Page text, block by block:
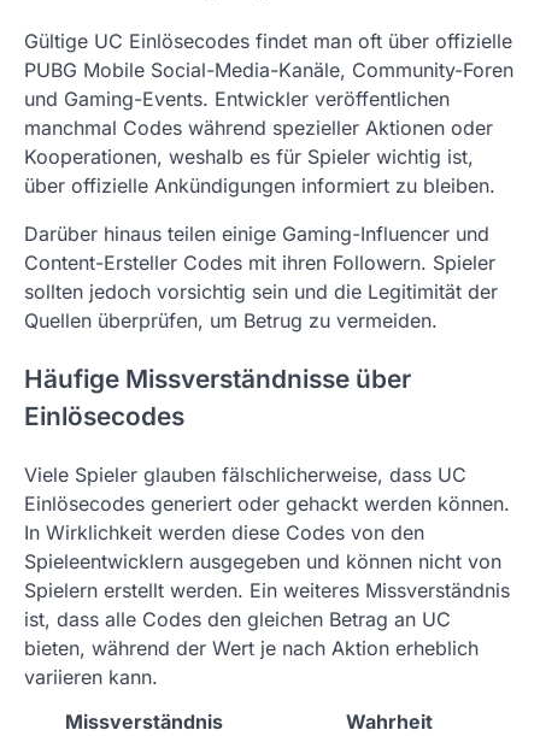
Gültige UC Einlösecodes findet man oft über offizielle
PUBG Mobile Social-Media-Kanäle, Community-Foren
und Gaming-Events. Entwickler veröffentlichen
manchmal Codes während spezieller Aktionen oder
Kooperationen, weshalb es für Spieler wichtig ist,
über offizielle Ankündigungen informiert zu bleiben.
Darüber hinaus teilen einige Gaming-Influencer und
Content-Ersteller Codes mit ihren Followern. Spieler
sollten jedoch vorsichtig sein und die Legitimität der
Quellen überprüfen, um Betrug zu vermeiden.
Häufige Missverständnisse über
Einlösecodes
Viele Spieler glauben fälschlicherweise, dass UC
Einlösecodes generiert oder gehackt werden können.
In Wirklichkeit werden diese Codes von den
Spieleentwicklern ausgegeben und können nicht von
Spielern erstellt werden. Ein weiteres Missverständnis
ist, dass alle Codes den gleichen Betrag an UC
bieten, während der Wert je nach Aktion erheblich
variieren kann.
Missverständnis
Wahrheit